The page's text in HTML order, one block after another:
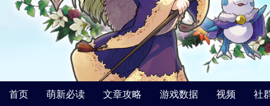
首页 萌新必读 文章攻略 游戏数据 视频 社